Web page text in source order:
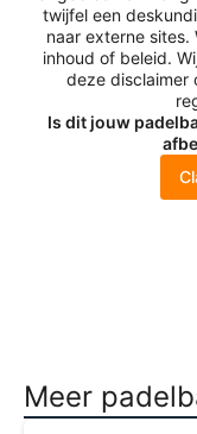
twijfel een
naar externe sites.
inhoud of beleid.
deze disclaimer
Is dit jouw
Meer